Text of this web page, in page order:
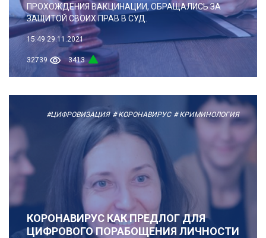
ПРОХОЖДЕНИЯ ВАКЦИНАЦИИ, ОБРАЩАЛИСЬ ЗА
ЗАЩИТОЙ СВОИХ ПРАВ В СУД.
15:49 29.11.2021
32739 3413
#ЦИФРОВИЗАЦИЯ # КОРОНАВИРУС # КРИМИНОЛОГИЯ
КОРОНАВИРУС КАК ПРЕДЛОГ ДЛЯ
ЦИФРОВОГО ПОРАБОЩЕНИЯ ЛИЧНОСТИ